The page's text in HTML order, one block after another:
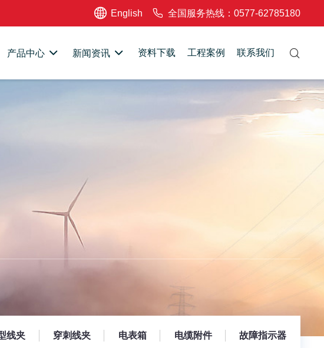
English 全国服务热线：0577-62785180
产品中心 新闻资讯 资料下载 工程案例 联系我们
线夹 穿刺线夹 电表箱 电缆附件 故障指示器